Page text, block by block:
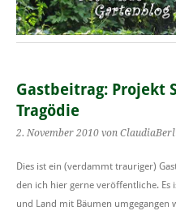
Gastbeitrag: Projekt
Tragödie
2. November 2010 von
Dies ist ein (verdammt trauriger)
den ich hier gerne veröffentliche. Es
und Land mit Bäumen umgegangen